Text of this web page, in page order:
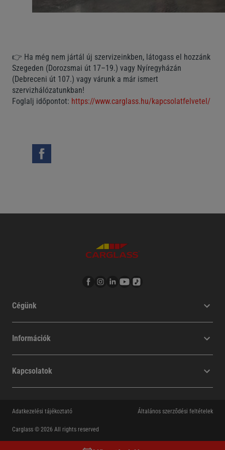
👉 Ha még nem jártál új szervizeinkben, látogass el hozzánk
Szegeden (Dorozsmai út 17–19.) vagy Nyíregyházán
(Debreceni út 107.) vagy várunk a már ismert
szervizhálózatunkban!
Foglalj időpontot: https://www.carglass.hu/kapcsolatfelvetel/
Cégünk
Információk
Kapcsolatok
Carglass © 2026 All rights reserved
Adatkezelési tájékoztató Általános szerződési feltételek